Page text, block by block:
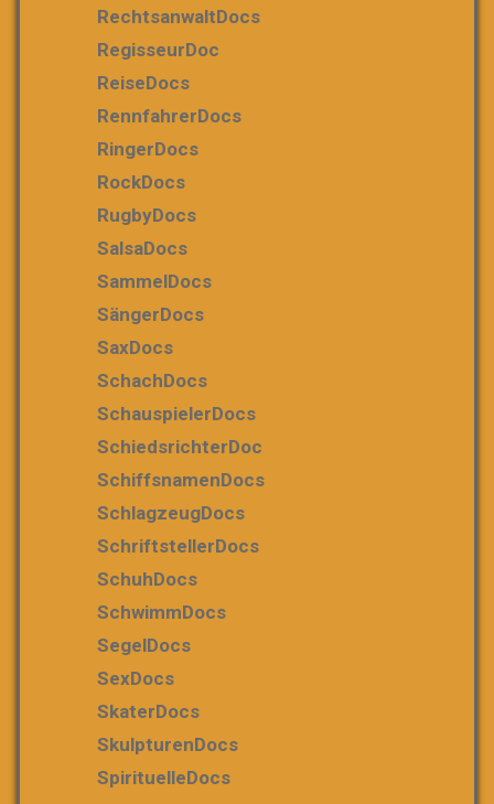
RechtsanwaltDocs
RegisseurDoc
ReiseDocs
RennfahrerDocs
RingerDocs
RockDocs
RugbyDocs
SalsaDocs
SammelDocs
SängerDocs
SaxDocs
SchachDocs
SchauspielerDocs
SchiedsrichterDoc
SchiffsnamenDocs
SchlagzeugDocs
SchriftstellerDocs
SchuhDocs
SchwimmDocs
SegelDocs
SexDocs
SkaterDocs
SkulpturenDocs
SpirituelleDocs